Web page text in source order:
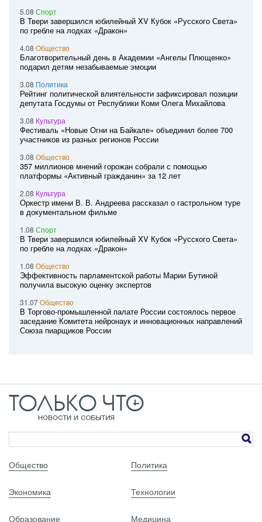
5.08 Спорт
В Твери завершился юбилейный XV Кубок «Русского Света»
по гребле на лодках «Дракон»
4.08 Общество
Благотворительный день в Академии «Ангелы Плющенко»
подарил детям незабываемые эмоции
3.08 Политика
Рейтинг политической влиятельности зафиксировал позиции
депутата Госдумы от Республики Коми Олега Михайлова
3.08 Культура
Фестиваль «Новые Огни на Байкале» объединил более 700
участников из разных регионов России
3.08 Общество
357 миллионов мнений горожан собрали с помощью
платформы «Активный гражданин» за 12 лет
2.08 Культура
Оркестр имени В. В. Андреева рассказал о гастрольном туре
в документальном фильме
1.08 Спорт
В Твери завершился юбилейный XV Кубок «Русского Света»
по гребле на лодках «Дракон»
1.08 Общество
Эффективность парламентской работы Марии Бутиной
получила высокую оценку экспертов
31.07Общество
В Торгово-промышленной палате России состоялось первое
заседание Комитета нейронаук и инновационных направлений
Союза пиарщиков России
Общество Политика
Экономика Технологии
Образование Медицина